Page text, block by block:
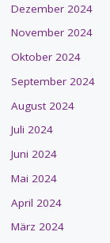
Dezember 2024
November 2024
Oktober 2024
September 2024
August 2024
Juli 2024
Juni 2024
Mai 2024
April 2024
März 2024